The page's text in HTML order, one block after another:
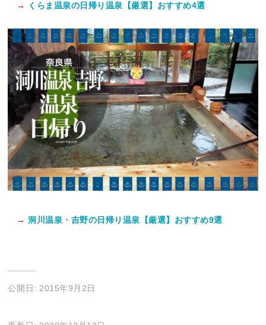
→ くらま温泉の日帰り温泉【厳選】おすすめ4選
→ 洞川温泉・吉野の日帰り温泉【厳選】おすすめ9選
公開日: 2015年9月2日